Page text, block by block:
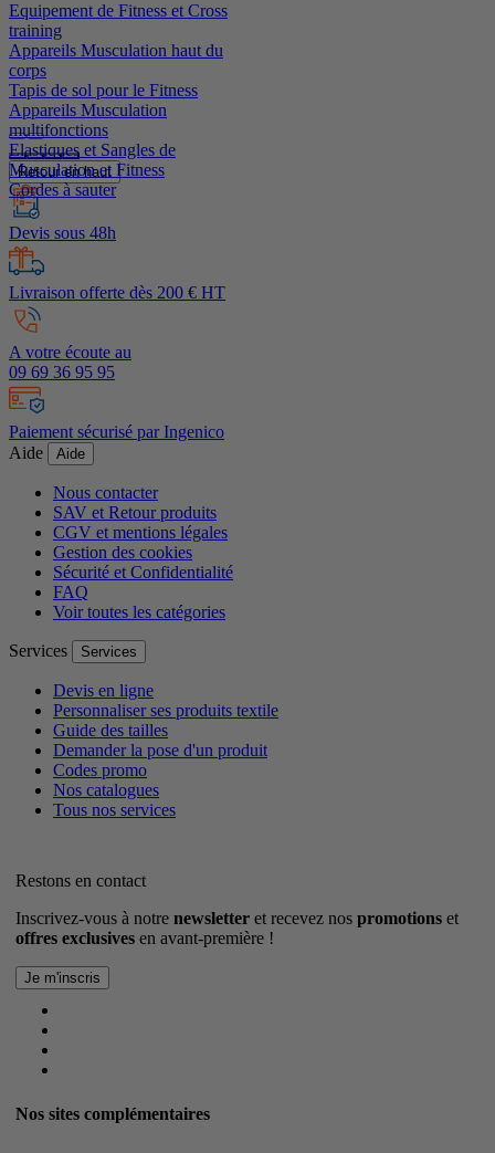
Equipement de Fitness et Cross
training
Appareils Musculation haut du
corps
Tapis de sol pour le Fitness
Appareils Musculation
multifonctions
Elastiques et Sangles de
Musculation et Fitness
Cordes à sauter
Retour en haut
Devis sous 48h
Livraison offerte dès 200 € HT
A votre écoute au
09 69 36 95 95
Paiement sécurisé par Ingenico
Aide
Aide
Nous contacter
SAV et Retour produits
CGV et mentions légales
Gestion des cookies
Sécurité et Confidentialité
FAQ
Voir toutes les catégories
Services Services
Devis en ligne
Personnaliser ses produits textile
Guide des tailles
Demander la pose d'un produit
Codes promo
Nos catalogues
Tous nos services
Restons en contact
Inscrivez-vous à notre newsletter et recevez nos promotions et
offres exclusives en avant-première !
Nos sites complémentaires